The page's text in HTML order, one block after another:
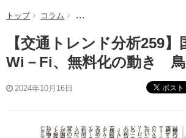
トップ コラム 【交通トレンド分析259】国
【交通トレンド分析259
Wi－Fi、無料化の動き 鳥
2024年10月16日 ポスト